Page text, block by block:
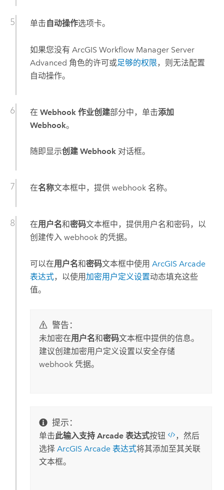
单击 自动操作选项卡。
如果您没有 ArcGIS Workflow Manager Server
Advanced 角色的许可或足够的权限，则无法配置
自动操作。
在 Webhook 作业创建部分中，单击添加
Webhook。
随即显示创建 Webhook对话框。
在名称文本框中，提供 webhook 名称。
在用户名和密码文本框中，提供用户名和密码，以
创建传入 webhook 的凭据。
可以在用户名和密码文本框中使用 ArcGIS Arcade
表达式，以使用加密用户定义设置动态填充这些
值。
警告：
未加密在用户名和密码文本框中提供的信息。
建议创建加密用户定义设置以安全存储
webhook 凭据。
提示：
单击此输入支持 Arcade 表达式按钮
，然后
选择 ArcGIS Arcade表达式将其添加至其关联
文本框。